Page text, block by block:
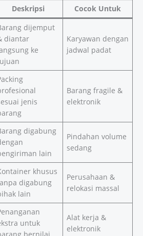
Deskripsi Cocok Untuk
dijemput
diantar
ke
Karyawan dengan
jadwal padat
jenis
Barang fragile &
elektronik
digabung
lain
Pindahan volume
sedang
khusus
digabung
lain
Perusahaan &
relokasi massal
untuk
Alat kerja &
elektronik